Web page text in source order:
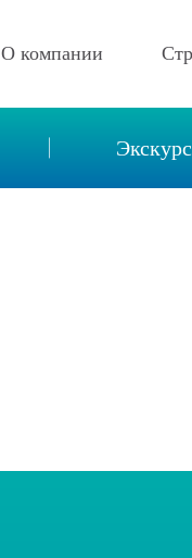
О компании
Описание компании
Новости